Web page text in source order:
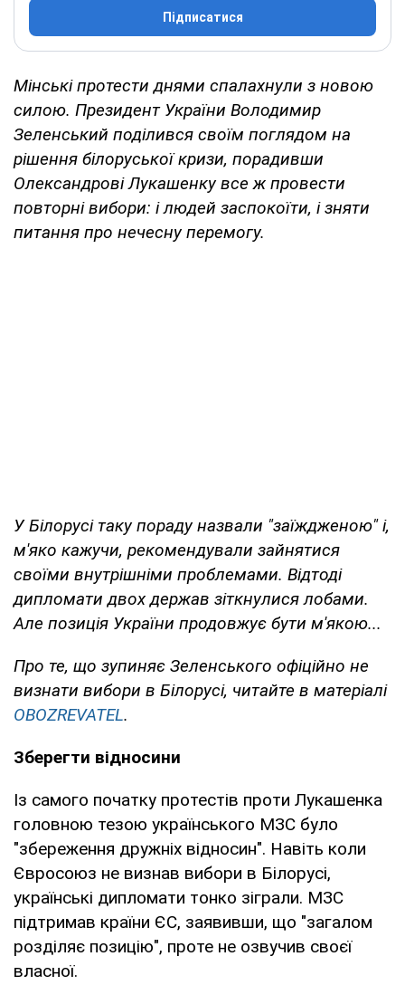
Підписатися
Мінські протести днями спалахнули з новою
силою. Президент України Володимир
Зеленський поділився своїм поглядом на
рішення білоруської кризи, порадивши
Олександрові Лукашенку все ж провести
повторні вибори: і людей заспокоїти, і зняти
питання про нечесну перемогу.
У Білорусі таку пораду назвали "заїждженою" і,
м'яко кажучи, рекомендували зайнятися
своїми внутрішніми проблемами. Відтоді
дипломати двох держав зіткнулися лобами.
Але позиція України продовжує бути м'якою...
Про те, що зупиняє Зеленського офіційно не
визнати вибори в Білорусі, читайте в матеріалі
OBOZREVATEL.
Зберегти відносини
Із самого початку протестів проти Лукашенка
головною тезою українського МЗС було
"збереження дружніх відносин". Навіть коли
Євросоюз не визнав вибори в Білорусі,
українські дипломати тонко зіграли. МЗС
підтримав країни ЄС, заявивши, що "загалом
розділяє позицію", проте не озвучив своєї
власної.